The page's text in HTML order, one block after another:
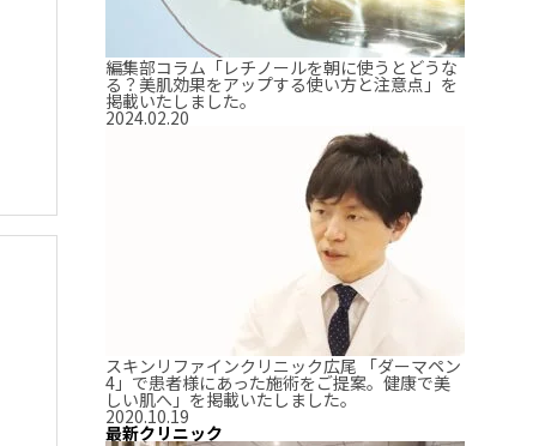
編集部コラム「レチノールを朝に使うとどうな
る？美肌効果をアップする使い方と注意点」を
掲載いたしました。
2024.02.20
スキンリファインクリニック広尾 「ダーマペン
4」で患者様にあった施術をご提案。健康で美
しい肌へ」を掲載いたしました。
2020.10.19
最新クリニック